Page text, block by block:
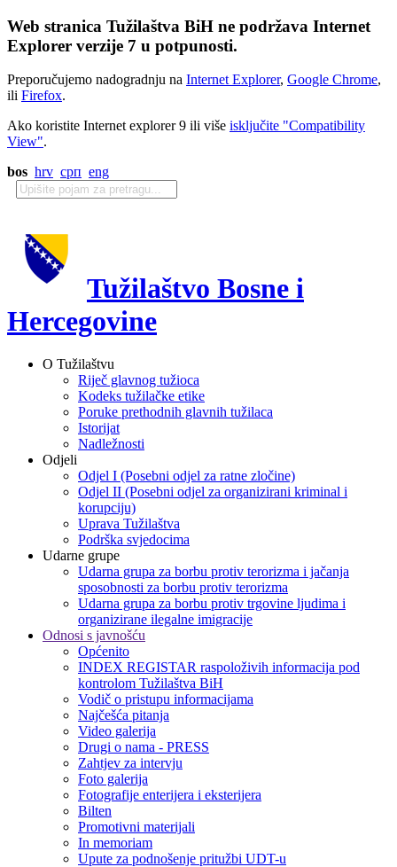
Web stranica Tužilaštva BiH ne podržava Internet
Explorer verzije 7 u potpunosti.
Preporučujemo nadogradnju na Internet Explorer, Google Chrome,
ili Firefox.
Ako koristite Internet explorer 9 ili više isključite "Compatibility
View".
bos hrv срп eng
Tužilaštvo Bosne i
Hercegovine
O Tužilaštvu
Riječ glavnog tužioca
Kodeks tužilačke etike
Poruke prethodnih glavnih tužilaca
Istorijat
Nadležnosti
Odjeli
Odjel I (Posebni odjel za ratne zločine)
Odjel II (Posebni odjel za organizirani kriminal i
korupciju)
Uprava Tužilaštva
Podrška svjedocima
Udarne grupe
Udarna grupa za borbu protiv terorizma i jačanja
sposobnosti za borbu protiv terorizma
Udarna grupa za borbu protiv trgovine ljudima i
organizirane ilegalne imigracije
Odnosi s javnošću
Općenito
INDEX REGISTAR raspoloživih informacija pod
kontrolom Tužilaštva BiH
Vodič o pristupu informacijama
Najčešća pitanja
Video galerija
Drugi o nama - PRESS
Zahtjev za intervju
Foto galerija
Fotografije enterijera i eksterijera
Bilten
Promotivni materijali
In memoriam
Upute za podnošenje pritužbi UDT-u